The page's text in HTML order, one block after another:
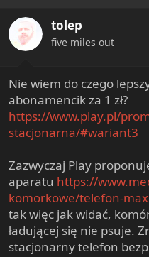
tolep
five miles out
Nie wiem do czego
abonamencik za 1 zł?
https://www.play.pl/
stacjonarna/#wariant3
Zazwyczaj Play
aparatu https://
komorkowe/telefon-
tak więc jak widać,
ładującej się nie psuje.
stacjonarny telefon